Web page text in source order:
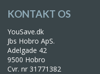
KONTAKT OS
YouSave.dk
Jbs Hobro ApS.
Adelgade 42
9500 Hobro
Cvr. nr 31771382